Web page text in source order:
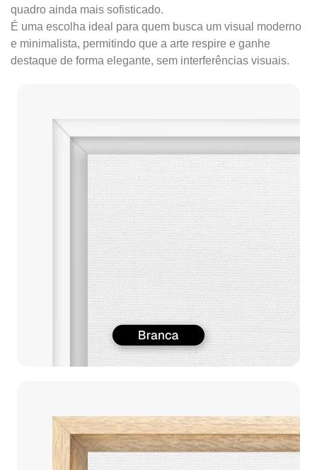
quadro ainda mais sofisticado.
É uma escolha ideal para quem busca um visual moderno
e minimalista, permitindo que a arte respire e ganhe
destaque de forma elegante, sem interferências visuais.